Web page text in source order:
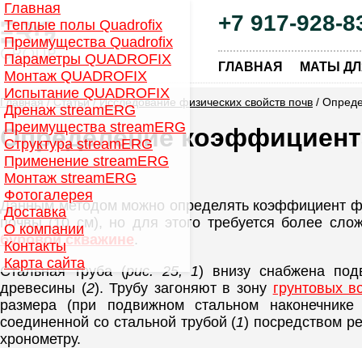
Главная
Теплые полы Quadrofix
Преимущества Quadrofix
Параметры QUADROFIX
Монтаж QUADROFIX
Испытание QUADROFIX
Дренаж streamERG
Преимущества streamERG
Структура streamERG
Применение streamERG
Монтаж streamERG
Фотогалерея
Доставка
О компании
Контакты
Карта сайта
+7 917-928-
ГЛАВНАЯ МАТЫ
Главная/Статьи/Исследование физических свойств почв /
Определение
Данным методом можно определять коэффициент
почвы (10 см), но для этого требуется более
буровой скважине.
Стальная труба (рис. 25, 1) внизу снабжена
древесины (2). Трубу загоняют в зону грунтовых
размера (при подвижном стальном
соединенной со стальной трубой (1) посредством
хронометру.